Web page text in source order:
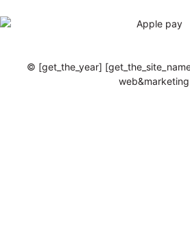
© [get_the_year]
web&marketing